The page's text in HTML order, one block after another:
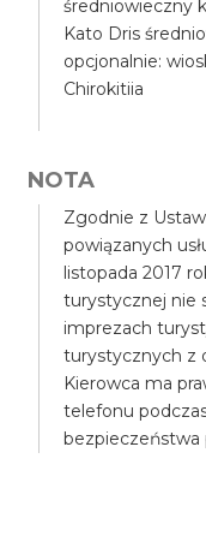
średniowieczny
Kato Dris
opcjonalnie:
Chirokitiia
NOTA
Zgodnie z
powiązanych
listopada 2017
turystycznej nie
imprezach
turystycznych z
Kierowca ma
telefonu
bezpieczeństwa